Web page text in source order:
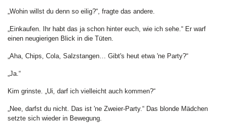
„Wohin willst du denn so eilig?“, fragte das andere.
„Einkaufen. Ihr habt das ja schon hinter euch, wie ich sehe.“ Er warf
einen neugierigen Blick in die Tüten.
„Aha, Chips, Cola, Salzstangen… Gibt's heut etwa 'ne Party?“
„Ja.“
Kim grinste. „Ui, darf ich vielleicht auch kommen?“
„Nee, darfst du nicht. Das ist 'ne Zweier-Party.“ Das blonde Mädchen
setzte sich wieder in Bewegung.